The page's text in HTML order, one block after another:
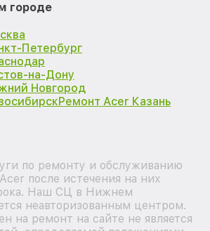
городе
Петербург
на-Дону
Новгород
Ремонт Acer Казань
по ремонту и обслуживанию
после истечения на них
Наш СЦ в Нижнем
неавторизованным центром.
на ремонт на сайте не является